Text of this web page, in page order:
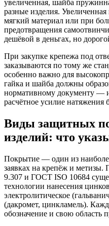
увеличенная, шайба
разные изделия.
мягкий материал или при
предотвращения
дешёвой в деньгах, но
При закупке крепежа под
заказываются по тому же
особенно важно для
гайка и шайба должны
нормативному документу —
расчётное усилие натяжения
Виды защитных
изделий: что
Покрытие — один из
заявках на крепёж и
9.307 и ГОСТ ISO 10684
технологии нанесения
электролитическое
(дакромет, цинкламель).
обозначение и свою область